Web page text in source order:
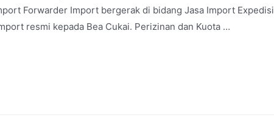
Forwarder Import bergerak di bidang Jasa Import Expedisi
resmi kepada Bea Cukai. Perizinan dan Kuota …